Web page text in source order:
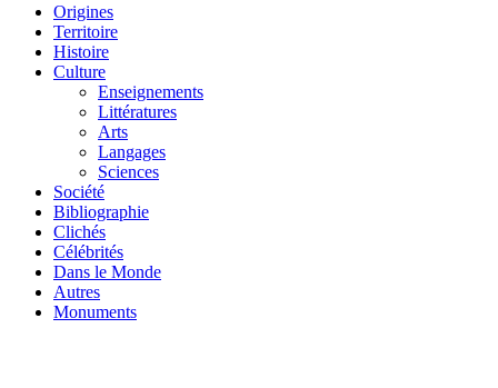
Origines
Territoire
Histoire
Culture
Enseignements
Littératures
Arts
Langages
Sciences
Société
Bibliographie
Clichés
Célébrités
Dans le Monde
Autres
Monuments